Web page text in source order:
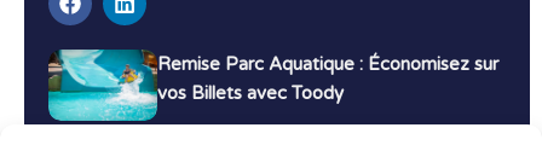
Remise Parc Aquatique : Économisez sur
vos Billets avec Toody